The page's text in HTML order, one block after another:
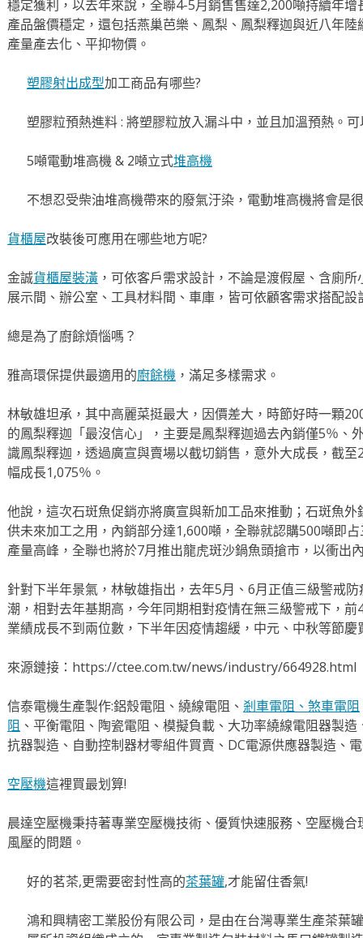
穩定獲利，以去年來說，全聯4-5月銷售售達2,200噸持續年
產品盤價穩定，還包括燕巢芭樂、鳳梨、鳳梨釋迦與近八年
產量產去化、平抑物價。
塑膠射出成型加工商品有哪些?
塑膠粒預熱進料 : 將塑膠粒放入漏斗中，並且加溫預熱。
5噸電動堆高機 & 2噸立式堆高機
不想忍受柴油堆高機帶來的廢氣汙染，電動堆高機將會是
貨櫃屋改裝後可應用在哪些地方呢?
金誠貨櫃屋裝潢，可依客戶需求設計，不論是渡假屋、含廁
展示間、辦公室、工具材料間、車庫，皆可依顧客需求搭配設
總是為了廚餘煩惱嗎？
雅高環保提供最適用的廚餘機，滿足多樣需求。
林敏雄坦承，其中高麗菜挺最大，因價差大，時節好時一顆
的鳳梨釋迦「最沒信心」，主要是鳳梨釋迦過去內銷僅5％、
識鳳梨釋迦，透過廣宣與賣場以截切銷售，意外大成長，截
幅成長1,075％。
他說，這次石斑魚促銷亦將廣宣與新加工品來推動；石斑魚
供未來加工之用，內銷部分達1,600噸，全聯就認購500噸即
產量高峰，全聯也將於7月推出龍虎斑沙鍋魚頭搶市，以衝出
針對下半年景氣，林敏雄指出，去年5月、6月正值三級警戒
潮，相對去年基期高，今年同期相對疫情在無三級警戒下，
業績成長不到兩位數，下半年因疫情趨緩，中元、中秋等節慶
來源鏈接：https://ctee.com.tw/news/industry/664928.html
信泰電機生產製作:鋁殼電阻、繞線電阻、 剎車電阻、 煞車電阻
阻 、平衡電阻、陶瓷電阻、模擬負載、大功率繞線電阻器製
抗器製造、自動控制器材零組件買賣、DC電源供應器製造、
空壓機這裡買最划算!
晨達空壓機秉持著專業空壓機技術、優質快速服務、空壓機
風壓的問題。
好的茗茶,更需要密封性高的茶葉罐,才能留住香氣!
鴻和興精密工業股份有限公司，是由在台灣專業生產茶葉